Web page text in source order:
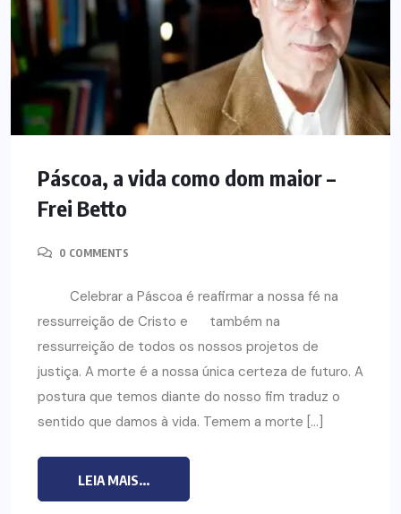
Páscoa, a vida como dom maior –
Frei Betto
0 COMMENTS
Celebrar a Páscoa é reafirmar a nossa fé na
ressurreição de Cristo e também na
ressurreição de todos os nossos projetos de
justiça. A morte é a nossa única certeza de futuro. A
postura que temos diante do nosso fim traduz o
sentido que damos à vida. Temem a morte […]
LEIA MAIS...